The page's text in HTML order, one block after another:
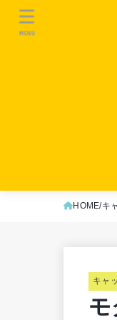
MENU
HOME キ
キャ